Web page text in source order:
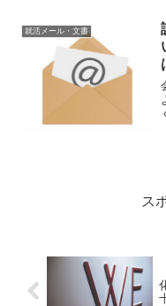
就活メール・文書
ス